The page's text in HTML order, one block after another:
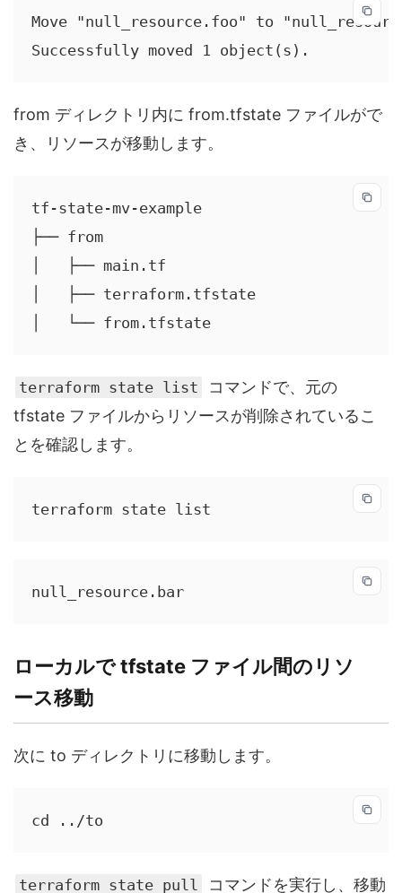
Move "null_resource.foo" to
Successfully moved 1 object(s).
from ディレクトリ内に from.tfstate ファイルがで
き、リソースが移動します。
tf-state-mv-example
├── from
│   ├── main.tf
│   ├── terraform.tfstate
│   └── from.tfstate
terraform state list
コマンドで、元の
tfstate ファイルからリソースが削除されているこ
とを確認します。
terraform state list
null_resource.bar
ローカルで tfstate ファイル間のリソ
ース移動
次に to ディレクトリに移動します。
cd ../to
terraform state pull コマンドを実行し、移動